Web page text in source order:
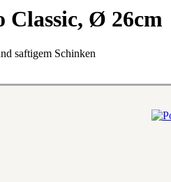
Classic, Ø 26cm
saftigem Schinken